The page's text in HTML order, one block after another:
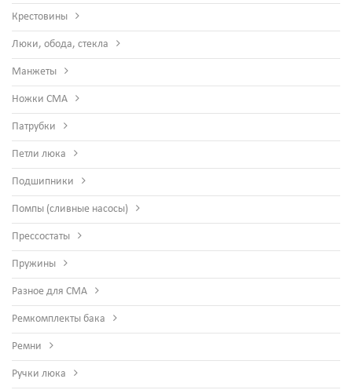
Крестовины
Люки, обода, стекла
Манжеты
Ножки СМА
Патрубки
Петли люка
Подшипники
Помпы (сливные насосы)
Прессостаты
Пружины
Разное для СМА
Ремкомплекты бака
Ремни
Ручки люка